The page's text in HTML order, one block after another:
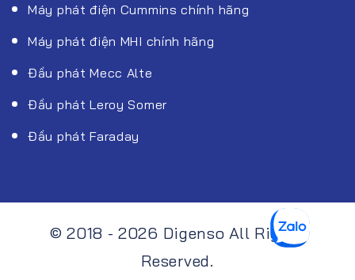
Máy phát điện Cummins chính hãng
Máy phát điện MHI chính hãng
Đầu phát Mecc Alte
Đầu phát Leroy Somer
Đầu phát Faraday
© 2018 - 2026 Digenso All Rights
Reserved.